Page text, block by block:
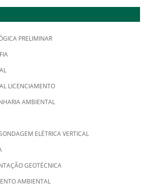
PRELIMINAR
LICENCIAMENTO
AMBIENTAL
ELÉTRICA VERTICAL
GEOTÉCNICA
AMBIENTAL